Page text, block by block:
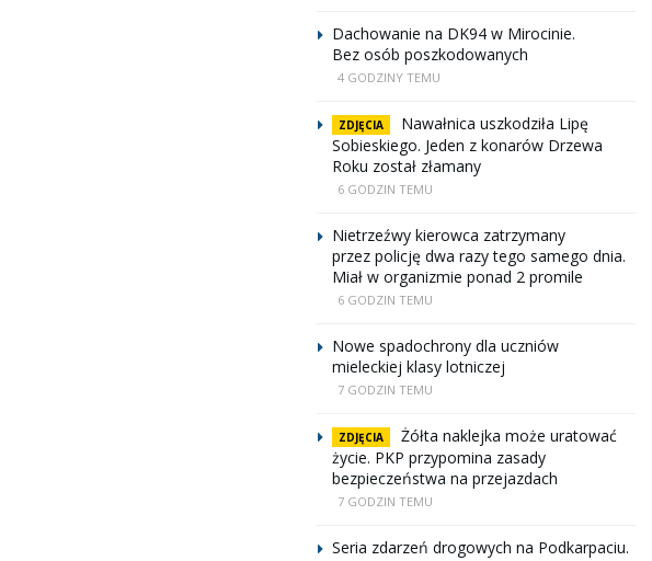
Dachowanie na DK94 w Mirocinie.
Bez osób poszkodowanych
4 GODZINY TEMU
ZDJĘCIA
Nawałnica uszkodziła Lipę
Sobieskiego. Jeden z konarów Drzewa
Roku został złamany
6 GODZIN TEMU
Nietrzeźwy kierowca zatrzymany
przez policję dwa razy tego samego dnia.
Miał w organizmie ponad 2 promile
6 GODZIN TEMU
Nowe spadochrony dla uczniów
mieleckiej klasy lotniczej
7 GODZIN TEMU
ZDJĘCIA
Żółta naklejka może uratować
życie. PKP przypomina zasady
bezpieczeństwa na przejazdach
7 GODZIN TEMU
Seria zdarzeń drogowych na Podkarpaciu.